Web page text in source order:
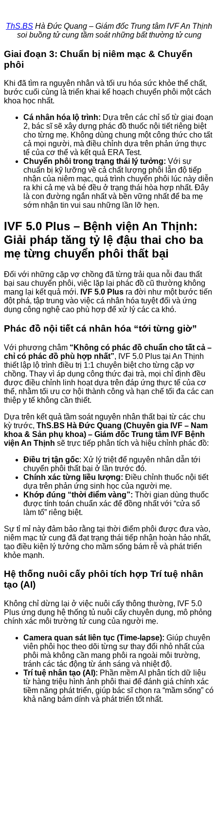
ThS.BS Hà Đức Quang – Giám đốc Trung tâm IVF An Thịnh
soi buồng tử cung tầm soát những bất thường tử cung
Giai đoạn 3: Chuẩn bị niêm mạc & Chuyển
phôi
Khi đã tìm ra nguyên nhân và tối ưu hóa sức khỏe thể chất,
bước cuối cùng là triển khai kế hoạch chuyển phôi một cách
khoa học nhất.
Cá nhân hóa lộ trình: Dựa trên các chỉ số từ giai đoạn
2, bác sĩ sẽ xây dựng phác đồ thuốc nội tiết riêng biệt
cho từng mẹ. Không dùng chung một công thức cho tất
cả mọi người, mà điều chỉnh dựa trên phản ứng thực
tế của cơ thể và kết quả ERA Test.
Chuyển phôi trong trạng thái lý tưởng: Với sự
chuẩn bị kỹ lưỡng về cả chất lượng phôi lẫn độ tiếp
nhận của niêm mạc, quá trình chuyển phôi lúc này diễn
ra khi cả mẹ và bé đều ở trạng thái hòa hợp nhất. Đây
là con đường ngắn nhất và bền vững nhất để ba mẹ
sớm nhận tin vui sau những lần lỡ hẹn.
IVF 5.0 Plus – Bệnh viện An Thịnh:
Giải pháp tăng tỷ lệ đậu thai cho ba
mẹ từng chuyển phôi thất bại
Đối với những cặp vợ chồng đã từng trải qua nỗi đau thất
bại sau chuyển phôi, việc lặp lại phác đồ cũ thường không
mang lại kết quả mới. IVF 5.0 Plus ra đời như một bước tiến
đột phá, tập trung vào việc cá nhân hóa tuyệt đối và ứng
dụng công nghệ cao phù hợp để xử lý các ca khó.
Phác đồ nội tiết cá nhân hóa “tới từng giờ”
Với phương châm “Không có phác đồ chuẩn cho tất cả –
chỉ có phác đồ phù hợp nhất”, IVF 5.0 Plus tại An Thịnh
thiết lập lộ trình điều trị 1:1 chuyên biệt cho từng cặp vợ
chồng. Thay vì áp dụng công thức đại trà, mọi chỉ định đều
được điều chỉnh linh hoạt dựa trên đáp ứng thực tế của cơ
thể, nhằm tối ưu cơ hội thành công và hạn chế tối đa các can
thiệp y tế không cần thiết.
Dựa trên kết quả tầm soát nguyên nhân thất bại từ các chu
kỳ trước, ThS.BS Hà Đức Quang (Chuyên gia IVF – Nam
khoa & Sản phụ khoa) – Giám đốc Trung tâm IVF Bệnh
viện An Thịnh sẽ trực tiếp phân tích và hiệu chỉnh phác đồ:
Điều trị tận gốc: Xử lý triệt để nguyên nhân dẫn tới
chuyển phôi thất bại ở lần trước đó.
Chính xác từng liều lượng: Điều chỉnh thuốc nội tiết
dựa trên phản ứng sinh học của người mẹ.
Khớp đúng “thời điểm vàng”: Thời gian dùng thuốc
được tính toán chuẩn xác để đồng nhất với “cửa sổ
làm tổ” riêng biệt.
Sự tỉ mỉ này đảm bảo rằng tại thời điểm phôi được đưa vào,
niêm mạc tử cung đã đạt trạng thái tiếp nhận hoàn hảo nhất,
tạo điều kiện lý tưởng cho mầm sống bám rễ và phát triển
khỏe mạnh.
Hệ thống nuôi cấy phôi tích hợp Trí tuệ nhân
tạo (AI)
Không chỉ dừng lại ở việc nuôi cấy thông thường, IVF 5.0
Plus ứng dụng hệ thống tủ nuôi cấy chuyên dụng, mô phỏng
chính xác môi trường tử cung của người mẹ.
Camera quan sát liên tục (Time-lapse): Giúp chuyên
viên phôi học theo dõi từng sự thay đổi nhỏ nhất của
phôi mà không cần mang phôi ra ngoài môi trường,
tránh các tác động từ ánh sáng và nhiệt độ.
Trí tuệ nhân tạo (AI): Phần mềm AI phân tích dữ liệu
từ hàng triệu hình ảnh phôi thai để đánh giá chính xác
tiềm năng phát triển, giúp bác sĩ chọn ra “mầm sống” có
khả năng bám dính và phát triển tốt nhất.